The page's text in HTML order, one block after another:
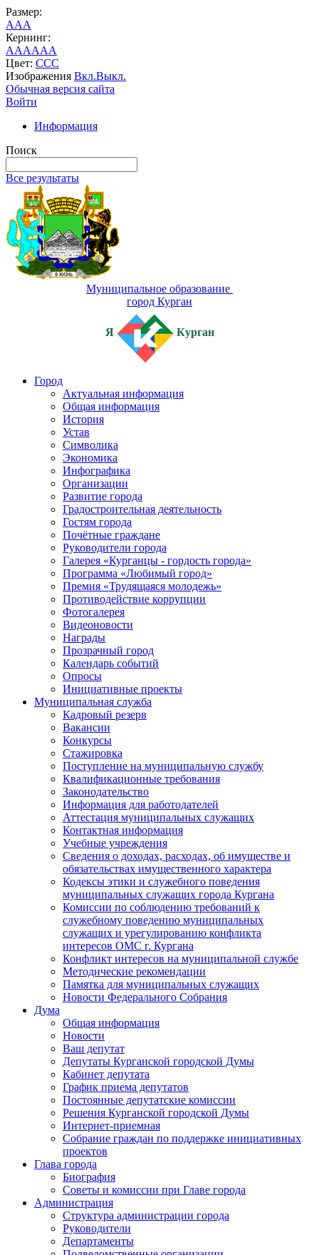
Размер:
AAA
Кернинг:
AAAAAA
Цвет: CCC
Изображения Вкл.Выкл.
Обычная версия сайта
Войти
Информация
Поиск
Все результаты
Муниципальное образование
город Курган
Я Курган
Город
Актуальная информация
Общая информация
История
Устав
Символика
Экономика
Инфографика
Организации
Развитие города
Градостроительная деятельность
Гостям города
Почётные граждане
Руководители города
Галерея «Курганцы - гордость города»
Программа «Любимый город»
Премия «Трудящаяся молодежь»
Противодействие коррупции
Фотогалерея
Видеоновости
Награды
Прозрачный город
Календарь событий
Опросы
Инициативные проекты
Муниципальная служба
Кадровый резерв
Вакансии
Конкурсы
Стажировка
Поступление на муниципальную службу
Квалификационные требования
Законодательство
Информация для работодателей
Аттестация муниципальных служащих
Контактная информация
Учебные учреждения
Сведения о доходах, расходах, об имуществе и
обязательствах имущественного характера
Кодексы этики и служебного поведения
муниципальных служащих города Кургана
Комиссии по соблюдению требований к
служебному поведению муниципальных
служащих и урегулированию конфликта
интересов ОМС г. Кургана
Конфликт интересов на муниципальной службе
Методические рекомендации
Памятка для муниципальных служащих
Новости Федерального Cобрания
Дума
Общая информация
Новости
Ваш депутат
Депутаты Курганской городской Думы
Кабинет депутата
График приема депутатов
Постоянные депутатские комиссии
Решения Курганской городской Думы
Интернет-приемная
Собрание граждан по поддержке инициативных
проектов
Глава города
Биография
Советы и комиссии при Главе города
Администрация
Структура администрации города
Руководители
Департаменты